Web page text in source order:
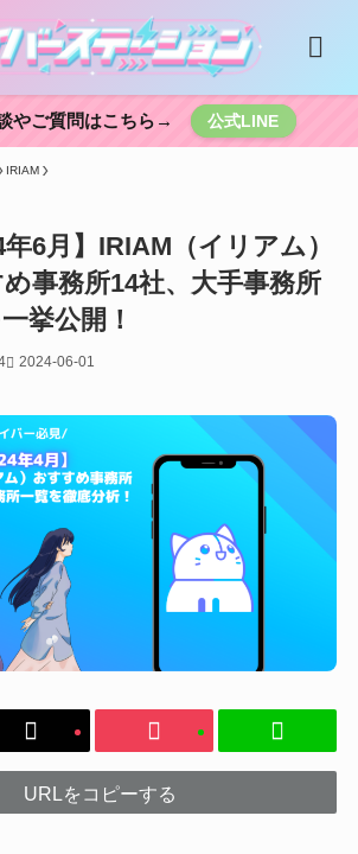
やご質問はこちら→ 公式LINE
IRIAM
年6月】IRIAM（イリアム）
事務所14社、大手事務所
挙公開！
2024-06-01
URLをコピーする